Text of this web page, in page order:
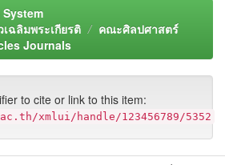
ฉลิมพระเกียรติ
คณะศิลปศาสตร์
Journals
to cite or link to this item:
xmlui/handle/123456789/5352